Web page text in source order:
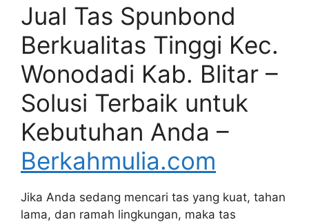
Jual Tas Spunbond
Berkualitas Tinggi Kec.
Wonodadi Kab. Blitar –
Solusi Terbaik untuk
Kebutuhan Anda –
Berkahmulia.com
Jika Anda sedang mencari tas yang kuat, tahan
lama, dan ramah lingkungan, maka tas